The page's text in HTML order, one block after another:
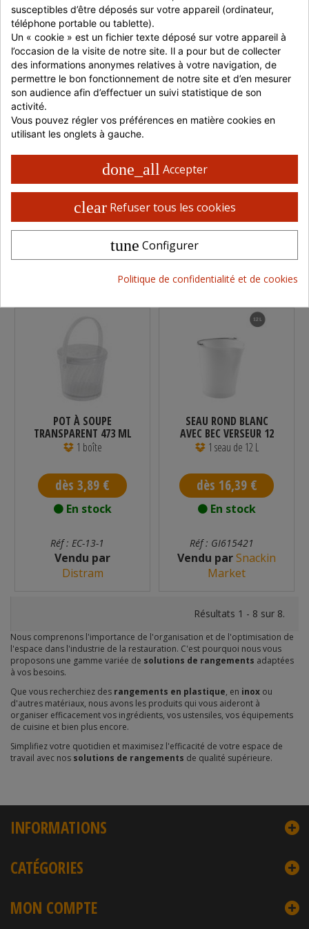
COUVERCLE BLANC
POUR BAC À PÂTONS
1 pièce
dès 8,33 €
En stock
Vendu parSnackin
BAC À PÂTONS BLANC
MM
1 pièce
dès 13,10 €
En stock
Réf : GI179421
Vendu par
Distram
POT À SOUPE
TRANSPARENT 473 ML
1 boîte
dès 3,89 €
En stock
Réf : EC-13-1
Vendu par
Distram
SEAU ROND BLANC
AVEC BEC VERSEUR 12
L
1 seau de 12 L
dès 16,39 €
En stock
Réf : GI615421
Vendu parSnackin
Market
Résultats 1 - 8 sur 8.
Nous comprenons l'importance de l'organisation et de l'optimisation de
l'espace dans l'industrie de la restauration. C'est pourquoi nous vous
proposons une gamme variée de solutions de rangements adaptées
à vos besoins.
Que vous recherchiez des rangements en plastique, en inox ou
d'autres matériaux, nous avons les produits qui vous aideront à
organiser efficacement vos ingrédients, vos ustensiles, vos équipements
de cuisine et bien plus encore.
Simplifiez votre quotidien et maximisez l'efficacité de votre espace de
travail avec nos solutions de rangements de qualité supérieure.
INFORMATIONS
CATÉGORIES
MON COMPTE
susceptibles d’être déposés sur votre appareil (ordinateur,
téléphone portable ou tablette).
Un « cookie » est un fichier texte déposé sur votre appareil à
l’occasion de la visite de notre site. Il a pour but de collecter
des informations anonymes relatives à votre navigation, de
permettre le bon fonctionnement de notre site et d’en mesurer
son audience afin d’effectuer un suivi statistique de son
activité.
Vous pouvez régler vos préférences en matière cookies en
utilisant les onglets à gauche.
done_all Accepter
clear Refuser tous les cookies
tune Configurer
Politique de confidentialité et de cookies